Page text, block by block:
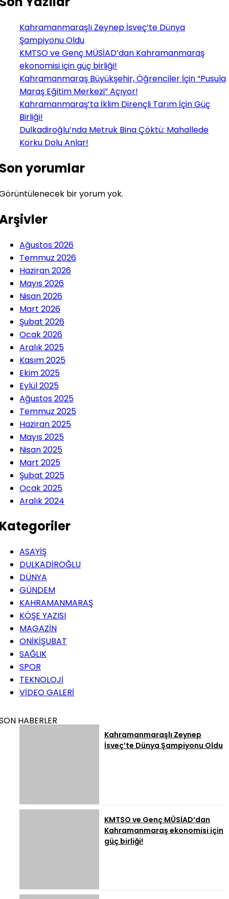
Kahramanmaraşlı Zeynep İsveç’te Dünya
Şampiyonu Oldu
KMTSO ve Genç MÜSİAD’dan Kahramanmaraş
ekonomisi için güç birliği!
Kahramanmaraş Büyükşehir, Öğrenciler İçin “Pusula
Maraş Eğitim Merkezi” Açıyor!
Kahramanmaraş’ta İklim Dirençli Tarım İçin Güç
Birliği!
Dulkadiroğlu’nda Metruk Bina Çöktü: Mahallede
Korku Dolu Anlar!
yorumlar
bir yorum yok.
Ağustos 2026
Temmuz 2026
Haziran 2026
Mayıs 2026
Nisan 2026
Mart 2026
Şubat 2026
Ocak 2026
Aralık 2025
Kasım 2025
Ekim 2025
Eylül 2025
Ağustos 2025
Temmuz 2025
Haziran 2025
Mayıs 2025
Nisan 2025
Mart 2025
Şubat 2025
Ocak 2025
Aralık 2024
ASAYİŞ
DULKADİROĞLU
DÜNYA
GÜNDEM
KAHRAMANMARAŞ
KÖŞE YAZISI
MAGAZİN
ONİKİŞUBAT
SAĞLIK
SPOR
TEKNOLOJİ
VİDEO GALERİ
HABERLER
Kahramanmaraşlı Zeynep
İsveç’te Dünya Şampiyonu Oldu
KMTSO ve Genç MÜSİAD’dan
Kahramanmaraş ekonomisi için
güç birliği!